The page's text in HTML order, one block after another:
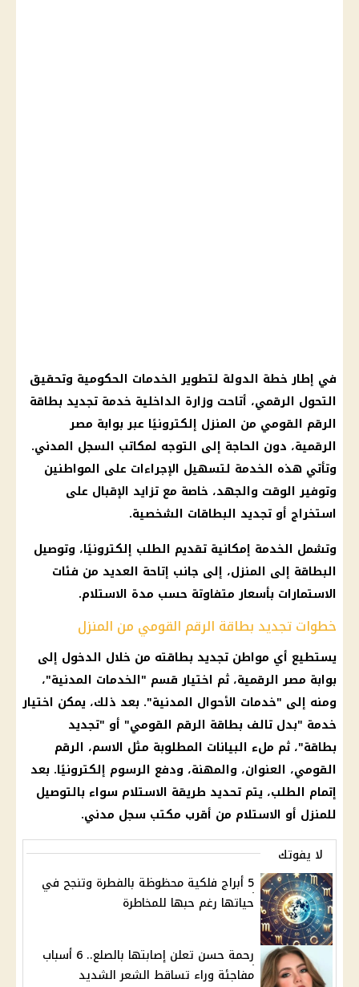
في إطار خطة الدولة لتطوير الخدمات الحكومية وتحقيق
التحول الرقمي، أتاحت وزارة الداخلية خدمة تجديد بطاقة
الرقم القومي من المنزل إلكترونيًا عبر بوابة مصر
الرقمية، دون الحاجة إلى التوجه لمكاتب السجل المدني.
وتأتي هذه الخدمة لتسهيل الإجراءات على المواطنين
وتوفير الوقت والجهد، خاصة مع تزايد الإقبال على
استخراج أو تجديد البطاقات الشخصية.
وتشمل الخدمة إمكانية تقديم الطلب إلكترونيًا، وتوصيل
البطاقة إلى المنزل، إلى جانب إتاحة العديد من فئات
الاستمارات بأسعار متفاوتة حسب مدة الاستلام.
خطوات تجديد بطاقة الرقم القومي من المنزل
يستطيع أي مواطن تجديد بطاقته من خلال الدخول إلى
بوابة مصر الرقمية، ثم اختيار قسم "الخدمات المدنية"،
ومنه إلى "خدمات الأحوال المدنية". بعد ذلك، يمكن اختيار
خدمة "بدل تالف بطاقة الرقم القومي" أو "تجديد
بطاقة"، ثم ملء البيانات المطلوبة مثل الاسم، الرقم
القومي، العنوان، والمهنة، ودفع الرسوم إلكترونيًا. بعد
إتمام الطلب، يتم تحديد طريقة الاستلام سواء بالتوصيل
للمنزل أو الاستلام من أقرب مكتب سجل مدني.
لا يفوتك
5 أبراج فلكية محظوظة بالفطرة وتنجح في
حياتها رغم حبها للمخاطرة
رحمة حسن تعلن إصابتها بالصلع.. 6 أسباب
مفاجئة وراء تساقط الشعر الشديد